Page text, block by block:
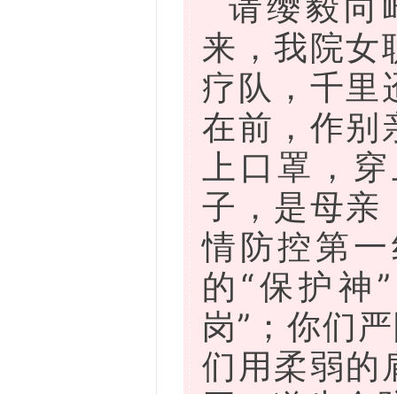
来，我院女
疗队，千里
在前，作别
上口罩，
子，是母亲
情防控第
的“保护神
岗”；你们
们用柔弱的